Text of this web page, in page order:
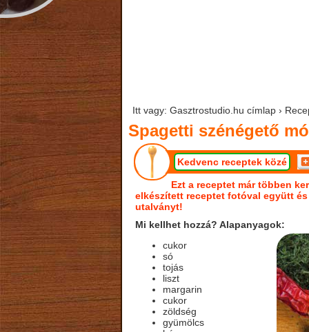
Itt vagy: Gasztrostudio.hu címlap ›
Spagetti szénégető
Kedvenc receptek közé
Ezt a receptet már többen
elkészített receptet fotóval együtt
utalványt!
Mi kellhet hozzá? Alapanyagok:
cukor
só
tojás
liszt
margarin
cukor
zöldség
gyümölcs